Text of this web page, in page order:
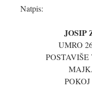
Natpis:
JOSIP
UMRO